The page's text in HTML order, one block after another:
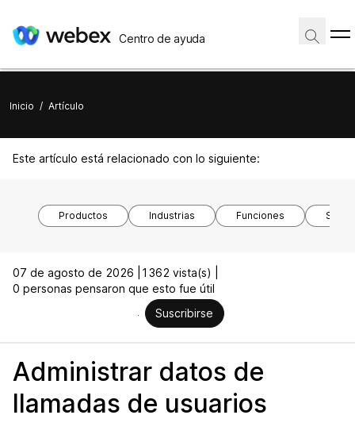
Centro de ayuda
Inicio / Artículo
Este artículo está relacionado con lo siguiente:
Productos Industrias Funciones
07 de agosto de 2026 |
1362 vista(s) |
0 personas pensaron que esto fue útil
Suscribirse
Administrar datos de
llamadas de usuarios